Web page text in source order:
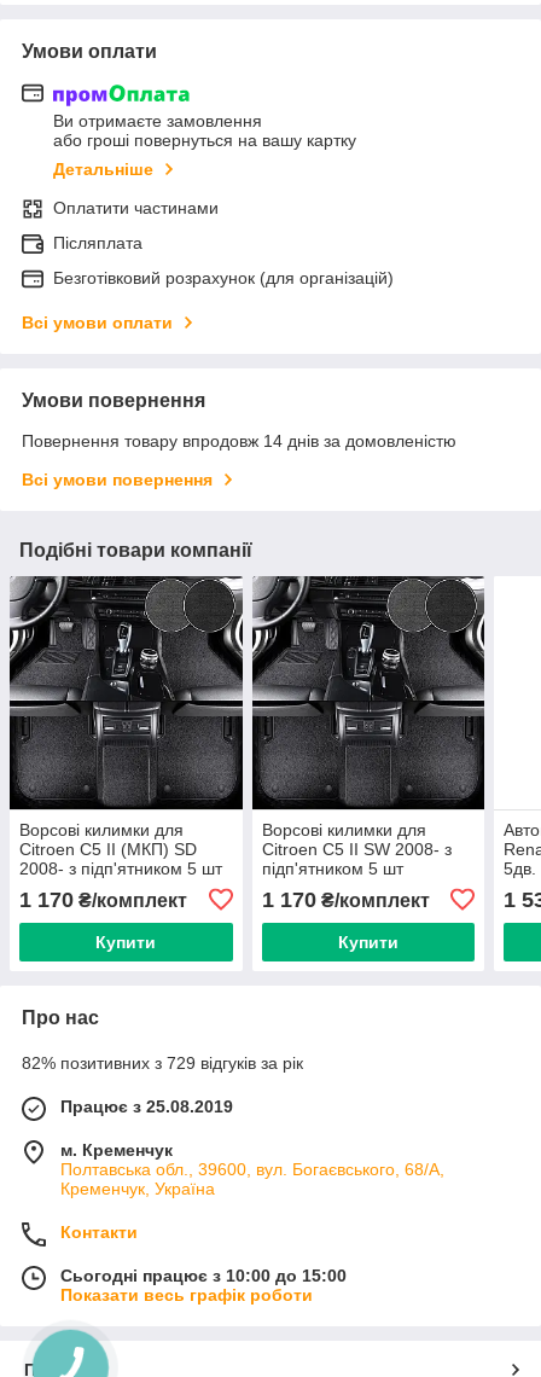
Умови оплати
Ви отримаєте замовлення
або гроші повернуться на вашу картку
Детальніше
Оплатити частинами
Післяплата
Безготівковий розрахунок (для організацій)
Всі умови оплати
Умови повернення
Повернення товару впродовж 14 днів за домовленістю
Всі умови повернення
Подібні товари компанії
Ворсові килимки для
Citroen C5 II (МКП) SD
2008- з підп'ятником 5 шт
1 170 ₴/комплект
Купити
Ворсові килимки для
Citroen C5 II SW 2008- з
підп'ятником 5 шт
1 170₴/комплект
Купити
5дв.
шт
1
Про нас
82% позитивних з 729 відгуків за рік
Працює з 25.08.2019
м. Кременчук
Полтавська обл., 39600, вул. Богаєвського, 68/А,
Кременчук, Україна
Контакти
Сьогодні працює з 10:00 до 15:00
Показати весь графік роботи
Про нас